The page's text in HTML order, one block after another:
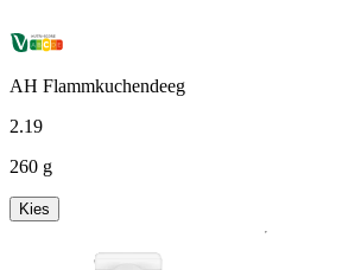
AH Flammkuchendeeg
2.19
260 g
Kies